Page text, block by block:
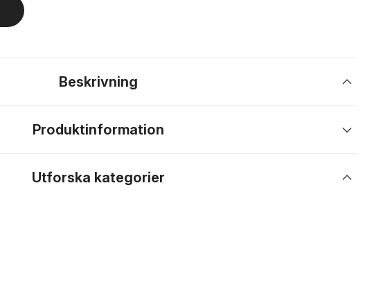
Beskrivning
Produktinformation
Utforska kategorier